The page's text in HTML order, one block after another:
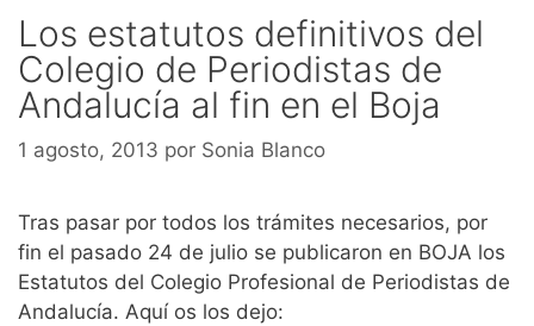
Los estatutos definitivos del
Colegio de Periodistas de
Andalucía al fin en el Boja
1 agosto, 2013 por Sonia Blanco
Tras pasar por todos los trámites necesarios, por
fin el pasado 24 de julio se publicaron en BOJA los
Estatutos del Colegio Profesional de Periodistas de
Andalucía. Aquí os los dejo: